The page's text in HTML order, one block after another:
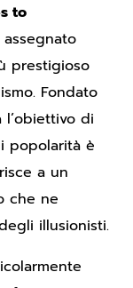
to
prestigioso
Fondato
l’obiettivo di
popolarità è
a un
che ne
illusionisti.